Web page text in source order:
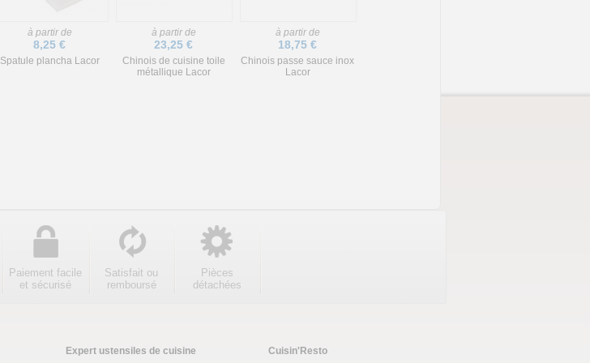
à partir de
8,25 €
Spatule plancha Lacor
à partir de
23,25 €
Chinois de cuisine toile
métallique Lacor
à partir de
18,75 €
Chinois passe sauce inox
Lacor
Paiement facile
et sécurisé
Satisfait ou
remboursé
Pièces
détachées
Expert ustensiles de cuisine Cuisin'Resto